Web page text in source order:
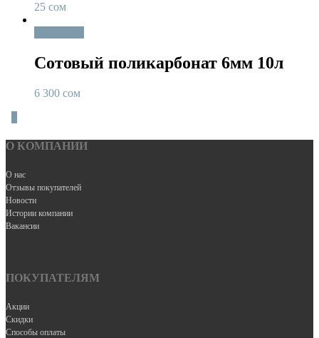
25 сом
Сотовый поликарбонат 6мм 10л
6 300 сом
О КОМПАНИИ
О нас
Отзывы покупателей
Новости
Истории компании
Вакансии
ПОКУПАТЕЛЯМ
Акции
Скидки
Способы оплаты